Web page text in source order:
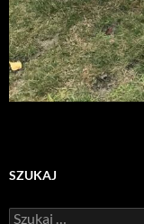
SZUKAJ
Szukaj: